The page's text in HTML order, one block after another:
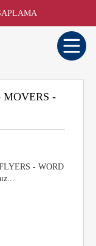
MOVERS -
- WORD